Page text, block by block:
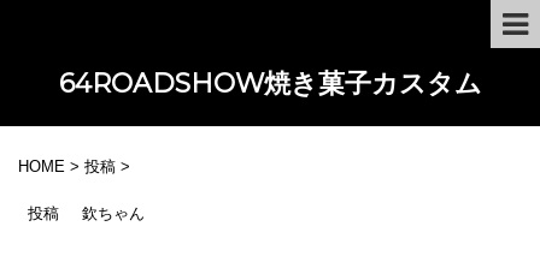
64ROADSHOW焼き菓子カスタム
HOME > 投稿 >
投稿 欽ちゃん